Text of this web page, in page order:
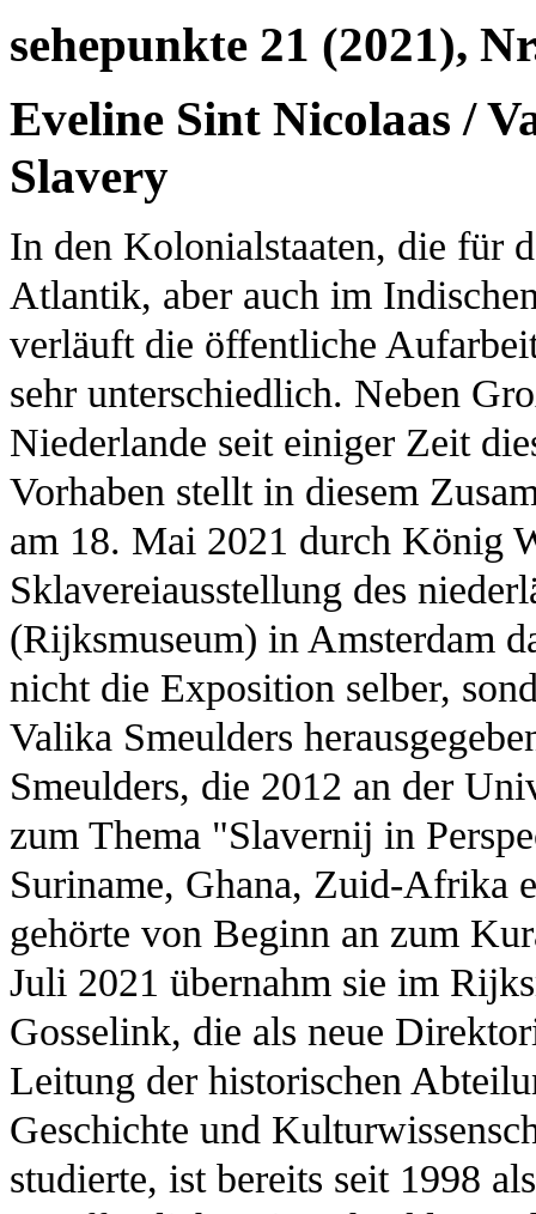
sehepunkte 21 (2021),
Eveline Sint Nicolaas /
Slavery
In den Kolonialstaaten, die für
Atlantik, aber auch im
verläuft die öffentliche
sehr unterschiedlich. Neben
Niederlande seit einiger Zeit
Vorhaben stellt in diesem
am 18. Mai 2021 durch König
Sklavereiausstellung des
(Rijksmuseum) in Amsterdam
nicht die Exposition selber,
Valika Smeulders
Smeulders, die 2012 an der
zum Thema "Slavernij in
Suriname, Ghana, Zuid-Afrika
gehörte von Beginn an zum
Juli 2021 übernahm sie im
Gosselink, die als neue
Leitung der historischen
Geschichte und
studierte, ist bereits seit 1998